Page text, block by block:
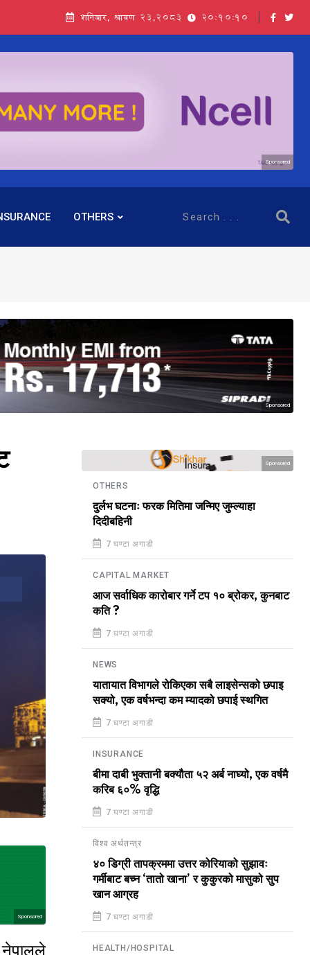
शनिबार, श्रावण २३,२०८३ 20:10:11
Sponsored
OTHERS
Sponsored
Sponsored
नेपालले
Sponsored
OTHERS
दुर्लभ घटनाः फरक मितिमा जन्मिए जुम्ल्याहा
दिदीबहिनी
7 घण्टा अगाडी
CAPITAL MARKET
आज सर्वाधिक कारोबार गर्ने टप १० ब्रोकर, कुनबाट
कति ?
7 घण्टा अगाडी
NEWS
यातायात विभागले रोकिएका सबै लाइसेन्सको छपाइ
सक्यो, एक वर्षभन्दा कम म्यादको छपाई स्थगित
7 घण्टा अगाडी
INSURANCE
बीमा दाबी भुक्तानी बक्यौता ५२ अर्ब नाघ्यो, एक वर्षमै
करिब ६०% वृद्धि
7 घण्टा अगाडी
विश्व अर्थतन्त्र
४० डिग्री तापक्रममा उत्तर कोरियाको सुझावः
गर्मीबाट बच्न ‘तातो खाना’ र कुकुरको मासुको सुप
खान आग्रह
7 घण्टा अगाडी
HEALTH/HOSPITAL